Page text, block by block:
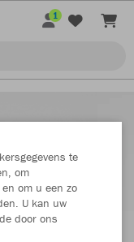
1
te
om
om u een zo
U kan uw
door ons